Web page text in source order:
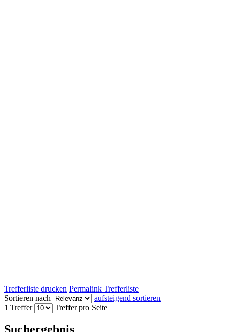
Trefferliste drucken Permalink Trefferliste
Sortieren nach
aufsteigend sortieren
1 Treffer
Treffer pro Seite